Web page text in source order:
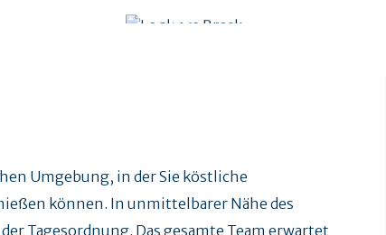
Umgebung, in der Sie köstliche
können. In unmittelbarer Nähe des
Tagesordnung. Das gesamte Team erwartet